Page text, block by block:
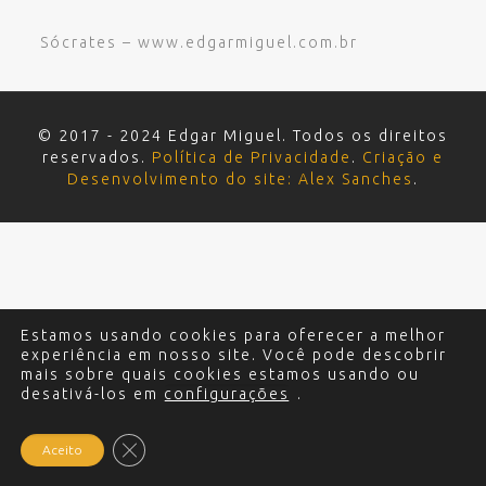
Sócrates – www.edgarmiguel.com.br
© 2017 - 2024 Edgar Miguel. Todos os direitos
reservados. Política de Privacidade . Criação e
Desenvolvimento do site: Alex Sanches .
Estamos usando cookies para oferecer a melhor
experiência em nosso site. Você pode descobrir
mais sobre quais cookies estamos usando ou
desativá-los em configurações .
Aceito Close GDPR Cookie Banner